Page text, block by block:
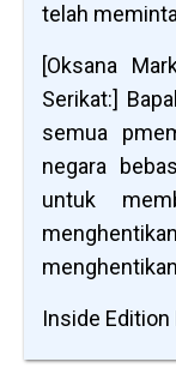
telah
[Oksana
Serikat:]
semua
negara
untuk
Inside Edition